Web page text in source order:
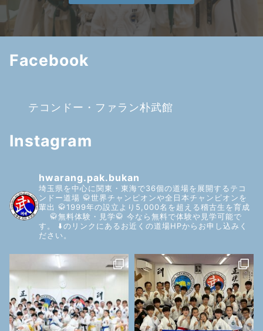
Facebook
テコンドー・ファラン朴武館
Instagram
hwarang.pak.bukan
埼玉県を中心に関東・東海で36個の道場を展開するテコ
ンドー道場 🥋世界チャンピオンや全日本チャンピオンを
輩出 🥋1999年の設立より5,000名を超える稽古生を育成
🥋無料体験・見学🥋 今なら無料で体験や見学可能で
す。
⬇️のリンクにあるお近くの道場HPからお申し込みく
ださい。